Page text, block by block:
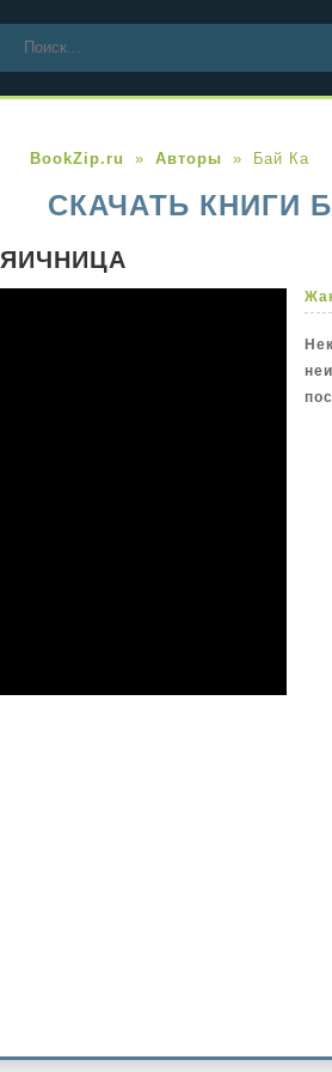
BookZip.ru Авторы Бай Ка
СКАЧАТЬ КНИГИ
ЯИЧНИЦА